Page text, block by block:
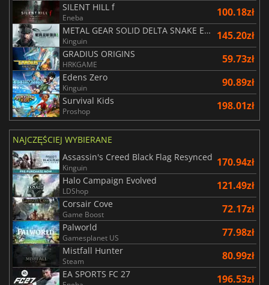
SILENT HILL f
Eneba 100.18zł
METAL GEAR SOLID DELTA SNAKE EATER
Kinguin 145.20zł
GRADIUS ORIGINS
HRKGAME 59.73zł
Edens Zero
Kinguin 90.89zł
Survival Kids
Proshop 198.01zł
NAJCZĘŚCIEJ WYBIERANE
Assassin's Creed Black Flag Resynced
Kinguin 170.94zł
Halo Campaign Evolved
LDShop 121.49zł
Corsair Cove
Game Boost 72.17zł
Palworld
Gamesplanet US 77.98zł
Mistfall Hunter
Steam 80.99zł
EA SPORTS FC 27 196.53zł